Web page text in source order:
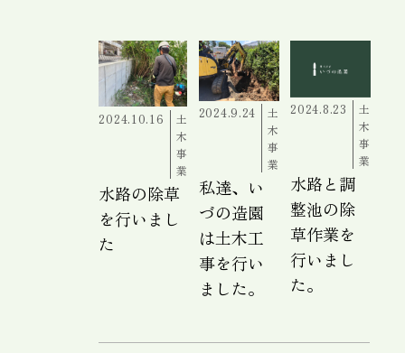
2024.10.16
土
木
事
業
水路の除草
を行いまし
た
2024.9.24
土
木
事
業
私達、い
づの造園
は土木工
事を行い
ました。
2024.8.23
土
木
事
業
水路と調
整池の除
草作業を
行いまし
た。